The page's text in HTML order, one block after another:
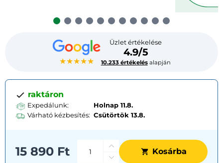
★★★★★
Üzlet értékelése
4.9/5
10.233 értékelésalapján
raktáron
Expedálunk:
Holnap 11.8.
Várható kézbesítés: Csütörtök 13.8.
15 890 Ft Kosárba